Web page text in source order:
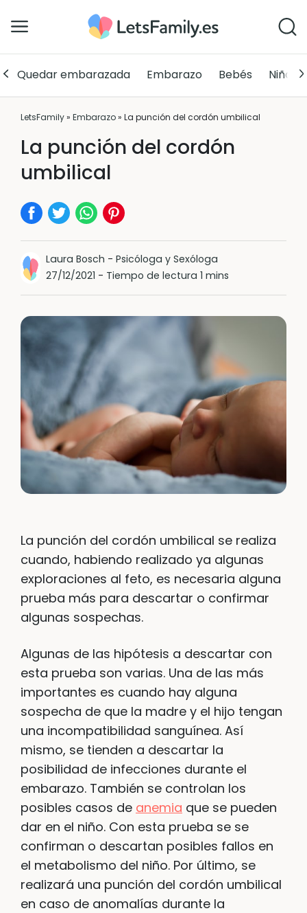
Quedar embarazada Embarazo Bebés Niños
LetsFamily» Embarazo» La punción del cordón umbilical
La punción del cordón
umbilical
Laura Bosch -Psicóloga y Sexóloga
27/12/2021 - Tiempo de lectura 1 mins
La punción del cordón umbilical se realiza
cuando, habiendo realizado ya algunas
exploraciones al feto, es necesaria alguna
prueba más para descartar o confirmar
algunas sospechas.
Algunas de las hipótesis a descartar con
esta prueba son varias. Una de las más
importantes es cuando hay alguna
sospecha de que la madre y el hijo tengan
una incompatibilidad sanguínea. Así
mismo, se tienden a descartar la
posibilidad de infecciones durante el
embarazo. También se controlan los
posibles casos de anemia que se pueden
dar en el niño. Con esta prueba se se
confirman o descartan posibles fallos en
el metabolismo del niño. Por último, se
realizará una punción del cordón umbilical
en caso de anomalías durante la